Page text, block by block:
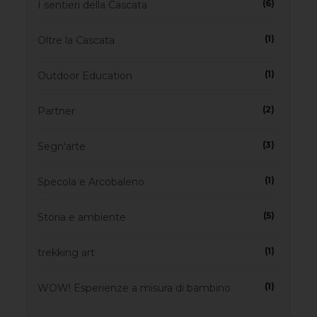
I sentieri della Cascata (6)
Oltre la Cascata (1)
Outdoor Education (1)
Partner (2)
Segn'arte (3)
Specola e Arcobaleno (1)
Storia e ambiente (5)
trekking art (1)
WOW! Esperienze a misura di bambino (1)